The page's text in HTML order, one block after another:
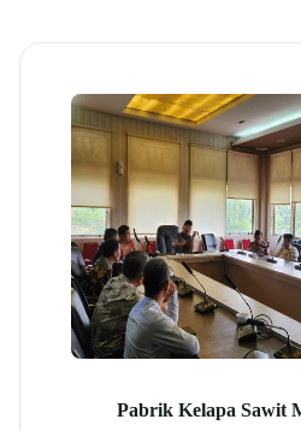
Pabrik Kelapa Sawit